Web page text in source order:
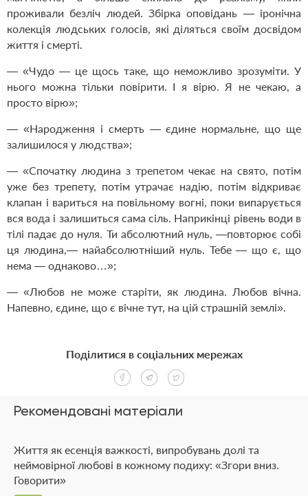
проживали безліч людей. Збірка оповідань — іронічна
колекція людських голосів, які діляться своїм досвідом
життя і смерті.
— «Чудо — це щось таке, що неможливо зрозуміти. У
нього можна тільки повірити. І я вірю. Я не чекаю, а
просто вірю»;
— «Народження і смерть — єдине нормальне, що ще
залишилося у людства»;
— «Спочатку людина з трепетом чекає на свято, потім
уже без трепету, потім утрачає надію, потім відкриває
клапан і вариться на повільному вогні, поки випарується
вся вода і залишиться сама сіль. Наприкінці рівень води в
тілі падає до нуля. Ти абсолютний нуль, —повторює собі
ця людина,— найабсолютніший нуль. Тебе — що є, що
нема — однаково…»;
— «Любов не може старіти, як людина. Любов вічна.
Напевно, єдине, що є вічне тут, на цій страшній землі».
Рекомендовані матеріали
Життя як есенція важкості, випробувань долі та
неймовірної любові в кожному подиху: «Згори вниз.
Говорити»
Поділитися в соціальних мережах